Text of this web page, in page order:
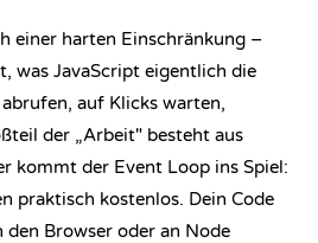
einer harten Einschränkung –
was JavaScript eigentlich die
auf Klicks warten,
der „Arbeit" besteht aus
kommt der Event Loop ins Spiel:
praktisch kostenlos. Dein Code
Browser oder an Node